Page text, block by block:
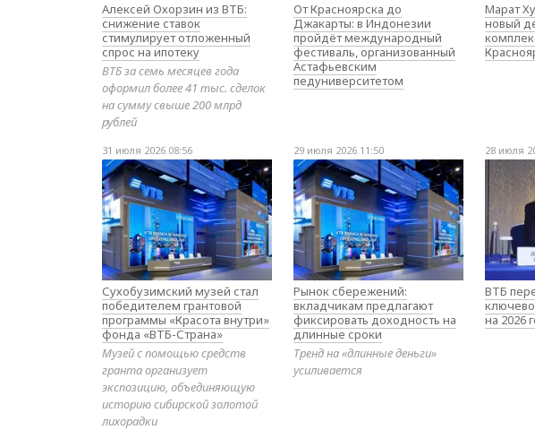
Алексей Охорзин из ВТБ:
снижение ставок
стимулирует отложенный
спрос на ипотеку
ВТБ за семь месяцев года
оформил более 41 тыс. сделок
на сумму свыше 200 млрд
рублей
От Красноярска до
Джакарты: в Индонезии
пройдёт международный
фестиваль, организованный
Астафьевским
педуниверситетом
Марат
новый
31 июля 2026 08:56
Сухобузимский музей стал
победителем грантовой
программы «Красота внутри»
фонда «ВТБ-Страна»
Музей с помощью средств
гранта организует
экспозицию, объединяющую
историю сибирской золотой
лихорадки
29 июля 2026 11:50
Рынок сбережений:
вкладчикам предлагают
фиксировать доходность на
длинные сроки
Тренд на «длинные деньги»
усиливается
28 июля
ВТБ
на 2026